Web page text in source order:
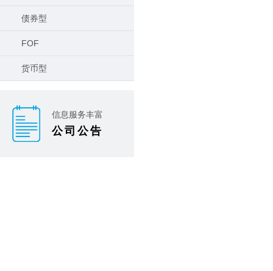
债券型
FOF
货币型
信息服务丰富
公司公告